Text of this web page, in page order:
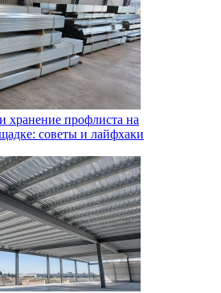
хранение профлиста на
советы и лайфхаки